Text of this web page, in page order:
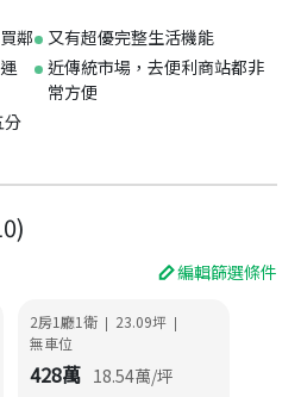
鄰
又有超優完整生活機能
近傳統市場，去便利商站都非
常方便
分
)
編輯篩選條件
2房1廳1衛 | 23.09坪 |
無車位
428萬 18.54萬/坪